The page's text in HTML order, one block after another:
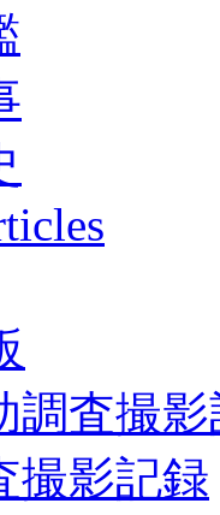
調査撮
撮影記録